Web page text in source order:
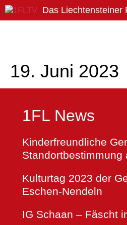
1FLTV
Das Liechtensteiner
19. Juni 2023
1FL News
Kinderfreundliche
Standortbestimmung
Kulturtag 2023 der
Eschen-Nendeln
IG Schaan – Fäscht